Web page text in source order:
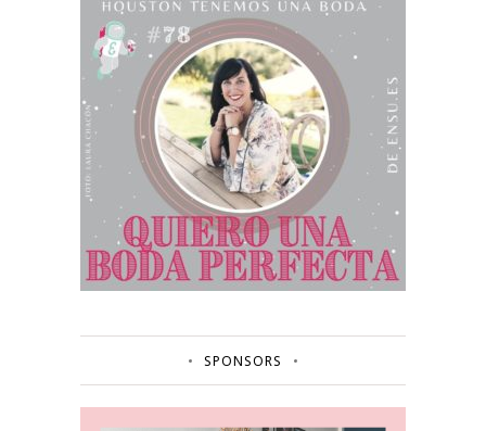
SPONSORS